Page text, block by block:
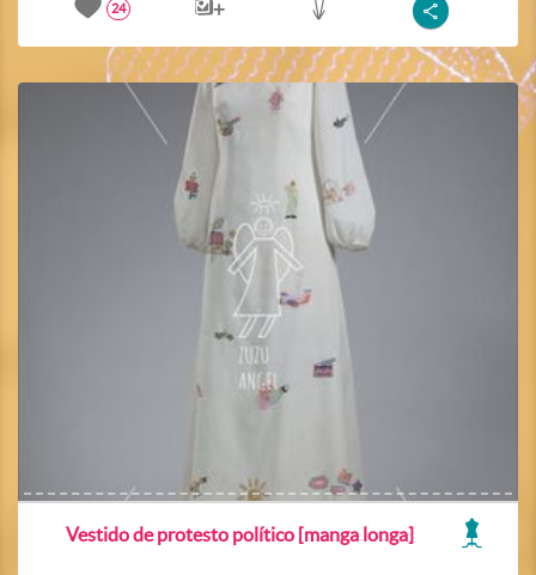
24
Vestido de protesto político [manga longa]